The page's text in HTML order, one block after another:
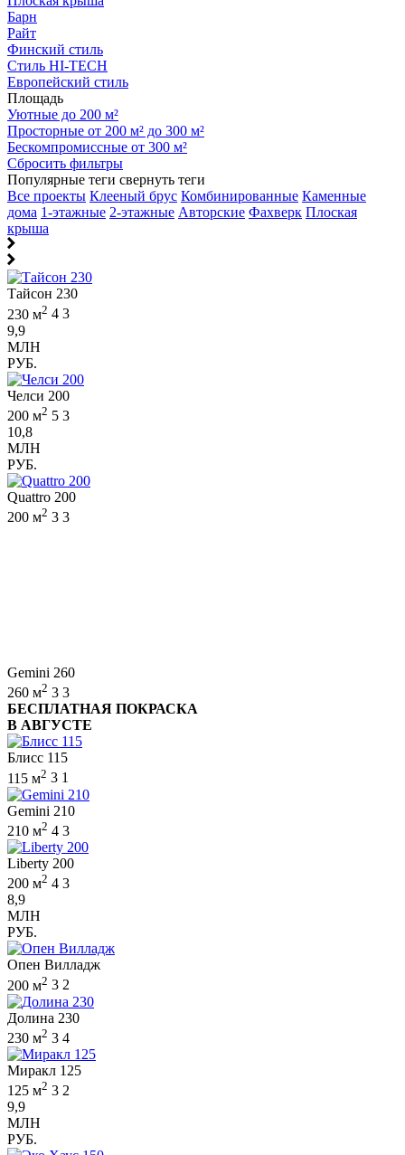
Барн
Райт
Финский стиль
Стиль HI-TECH
Европейский стиль
Площадь
Уютные до 200 м²
Просторные от 200 м² до 300 м²
Бескомпромиссные от 300 м²
Сбросить фильтры
Популярные теги свернуть теги
Все проекты Клееный брус Комбинированные Каменные
дома 1-этажные 2-этажные Авторские Фахверк Плоская
крыша
Тайсон 230
230 м2 4 3
9,9
МЛН
РУБ.
Челси 200
200 м2 5 3
10,8
МЛН
РУБ.
Quattro 200
200 м2 3 3
Gemini 260
260 м2 3 3
БЕСПЛАТНАЯ ПОКРАСКА
В АВГУСТЕ
Блисс 115
115 м2 3 1
Gemini 210
210 м2 4 3
Liberty 200
200 м2 4 3
8,9
МЛН
РУБ.
Опен Вилладж
200 м2 3 2
Долина 230
230 м2 3 4
Миракл 125
125 м2 3 2
9,9
МЛН
РУБ.